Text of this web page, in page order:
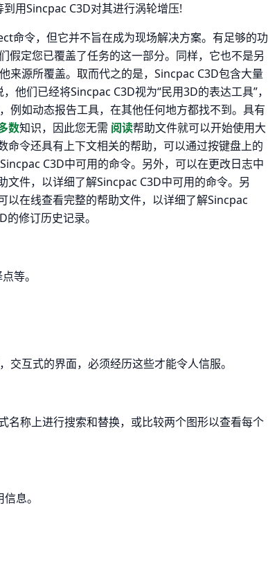
用Sincpac C3D对其进行涡轮增压!
命令，但它并不旨在成为现场解决方案。有足够的功
假定您已覆盖了任务的这一部分。同样，它也不是另
来源所覆盖。取而代之的是，Sincpac C3D包含大量
他们已经将Sincpac C3D视为“民用3D的表达工具”，
例如动态报告工具，在其他任何地方都找不到。具有
数知识，因此您无需 阅读帮助文件就可以开始使用大
令还具有上下文相关的帮助，可以通过按键盘上的
C3D中可用的命令。另外，可以在更改日志中
件，以详细了解Sincpac C3D中可用的命令。另
以在线查看完整的帮助文件，以详细了解Sincpac
修订历史记录。
等。
互式的界面，必须经历这些才能令人信服。
名称上进行搜索和替换，或比较两个图形以查看每个
息。